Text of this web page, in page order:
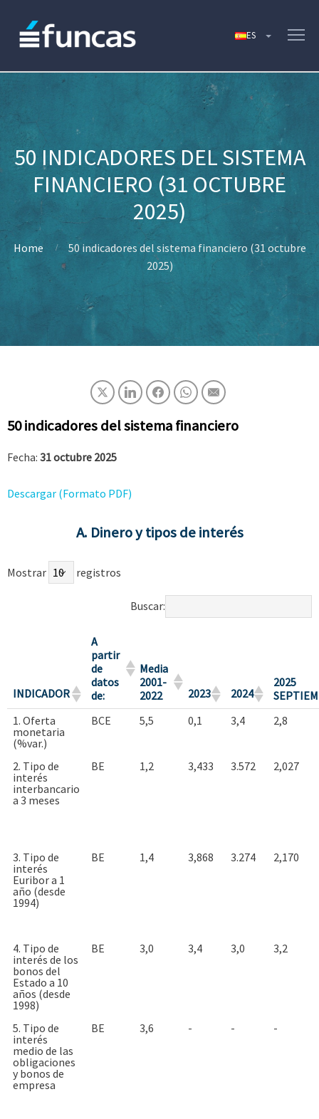
50 INDICADORES DEL SISTEMA
FINANCIERO (31 OCTUBRE
2025)
Home
50 indicadores del sistema financiero (31 octubre
2025)
50 indicadores del sistema financiero
Fecha: 31 octubre 2025
Descargar (Formato PDF)
A. Dinero y tipos de interés
Mostrar registros
Buscar:
INDICADOR
A
partir
de
datos
de:
Media
2001-
2022
2023 2024
2025
1. Oferta
monetaria
(%var.)
BCE 5,5 0,1 3,4 2,8
2. Tipo de
interés
interbancario
a 3 meses
BE 1,2 3,433 3.572 2,027
3. Tipo de
interés
Euribor a 1
año (desde
1994)
BE 1,4 3,868 3.274 2,170
4. Tipo de
interés de los
bonos del
Estado a 10
años (desde
1998)
BE 3,0 3,4 3,0 3,2
5. Tipo de
interés
medio de las
obligaciones
y bonos de
empresa
BE 3,6 - - -